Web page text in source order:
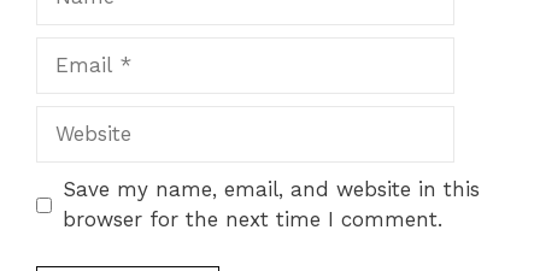
Website
Save my name, email, and website in this
browser for the next time I comment.